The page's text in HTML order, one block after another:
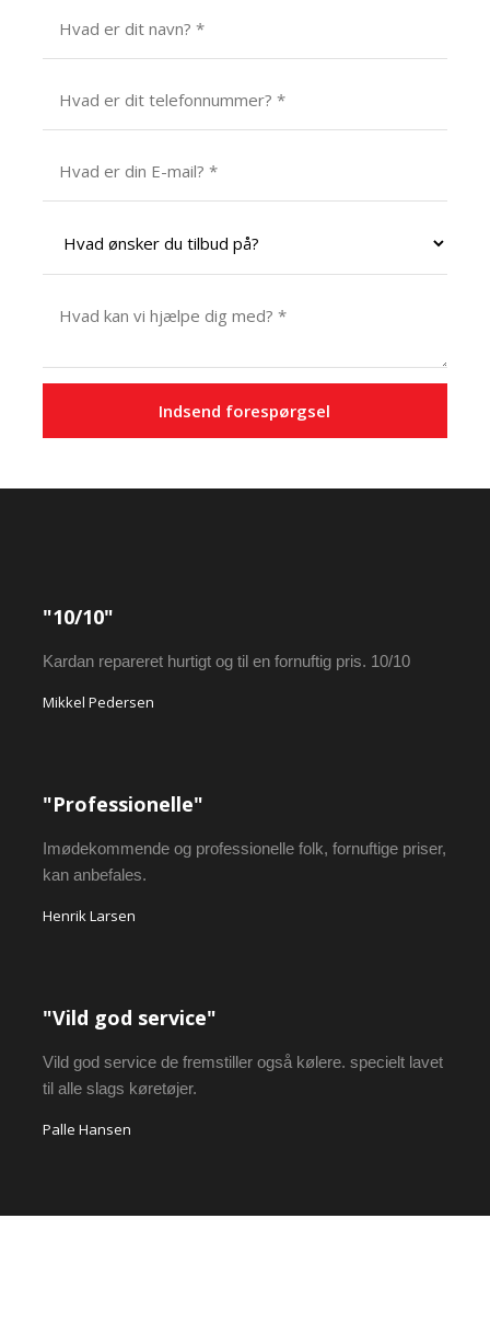
"10/10"
Kardan repareret hurtigt og til en fornuftig pris. 10/10
Mikkel Pedersen
"Professionelle"
Imødekommende og professionelle folk, fornuftige priser,
kan anbefales.
Henrik Larsen
"Vild god service"
Vild god service de fremstiller også kølere. specielt lavet
til alle slags køretøjer.
Palle Hansen